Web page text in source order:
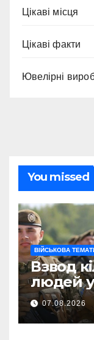
Цікаві місця
Цікаві факти
Ювелірні
You missed
ВІЙСЬКОВА
Взвод
людей у
07.08.2026